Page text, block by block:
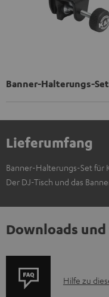
Banner-Halterungs-
Lieferumfang
Banner-Halterungs-Set für
Der DJ-Tisch und das
Downloads und
P
Hilfe zu